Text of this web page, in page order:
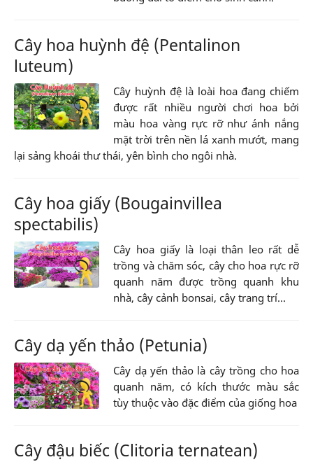
Cây hoa huỳnh đệ (Pentalinon
luteum)
Cây huỳnh đệ là loài hoa đang chiếm
được rất nhiều người chơi hoa bởi
màu hoa vàng rực rỡ như ánh nắng
mặt trời trên nền lá xanh mướt, mang
lại sảng khoái thư thái, yên bình cho ngôi nhà.
Cây hoa giấy (Bougainvillea
spectabilis)
Cây hoa giấy là loại thân leo rất dễ
trồng và chăm sóc, cây cho hoa rực rỡ
quanh năm được trồng quanh khu
nhà, cây cảnh bonsai, cây trang trí...
Cây dạ yến thảo (Petunia)
Cây dạ yến thảo là cây trồng cho hoa
quanh năm, có kích thước màu sắc
tùy thuộc vào đặc điểm của giống hoa
Cây đậu biếc (Clitoria ternatean)